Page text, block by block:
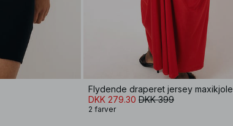
Flydende draperet jersey maxikjole
DKK 279.30 DKK 399
2 farver